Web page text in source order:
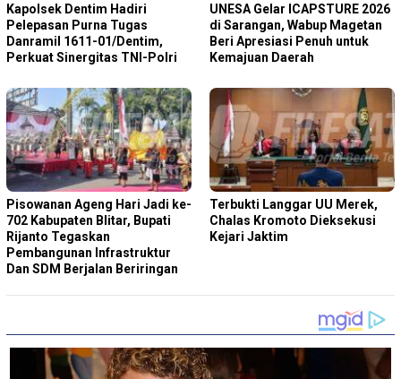
Kapolsek Dentim Hadiri
Pelepasan Purna Tugas
Danramil 1611-01/Dentim,
Perkuat Sinergitas TNI-Polri
‎UNESA Gelar ICAPSTURE 2026
di Sarangan, Wabup Magetan
Beri Apresiasi Penuh untuk
Kemajuan Daerah
Pisowanan Ageng Hari Jadi ke-
702 Kabupaten Blitar, Bupati
Rijanto Tegaskan
Pembangunan Infrastruktur
Dan SDM Berjalan Beriringan
Terbukti Langgar UU Merek,
Chalas Kromoto Dieksekusi
Kejari Jaktim